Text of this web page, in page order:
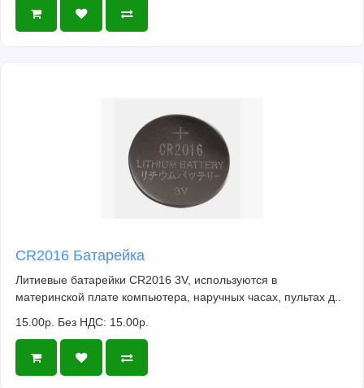
CR2016 Батарейка
Литиевые батарейки CR2016 3V, используются в
материнской плате компьютера, наручных часах, пультах д..
15.00р. Без НДС: 15.00р.